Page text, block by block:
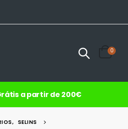
0
a partir de 200€
, SELINS